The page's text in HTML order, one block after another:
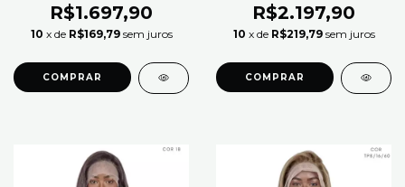
R$1.697,90
10 x de R$169,79 sem juros
R$2.197,90
10 x de R$219,79 sem juros